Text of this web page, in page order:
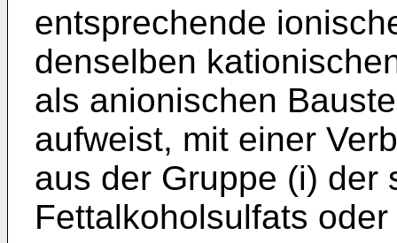
entsprechende
denselben
als anionischen
aufweist, mit einer
aus der Gruppe (i) der
Fettalkoholsulfats